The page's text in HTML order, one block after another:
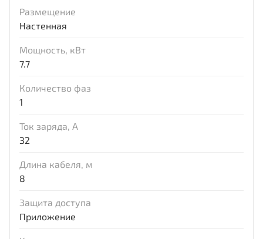
Размещение
Настенная
Мощность, кВт
7.7
Количество фаз
1
Ток заряда, А
32
Длина кабеля, м
8
Защита доступа
Приложение